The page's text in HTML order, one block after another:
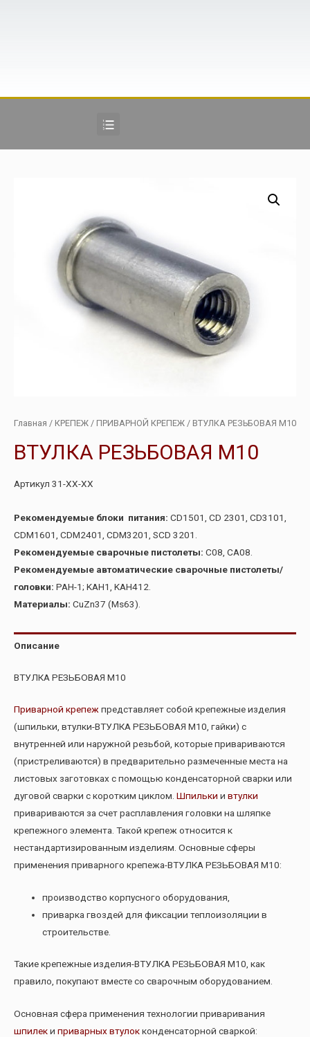
Главная / КРЕПЕЖ / ПРИВАРНОЙ КРЕПЕЖ / ВТУЛКА РЕЗЬБОВАЯ М10
ВТУЛКА РЕЗЬБОВАЯ М10
Артикул 31-ХХ-ХХ
Рекомендуемые блоки питания: CD1501, CD 2301, CD3101,
CDM1601, CDM2401, CDM3201, SCD 3201.
Рекомендуемые сварочные пистолеты: C08, CA08.
Рекомендуемые автоматические сварочные пистолеты/
головки: PAH-1; KAH1, KAH412.
Материалы: CuZn37 (Ms63).
Описание
ВТУЛКА РЕЗЬБОВАЯ М10
Приварной крепежпредставляет собой крепежные изделия
(шпильки, втулки-ВТУЛКА РЕЗЬБОВАЯ М10, гайки) с
внутренней или наружной резьбой, которые привариваются
(пристреливаются) в предварительно размеченные места на
листовых заготовках с помощью конденсаторной сварки или
дуговой сварки с коротким циклом. Шпильки и втулки
привариваются за счет расплавления головки на шляпке
крепежного элемента. Такой крепеж относится к
нестандартизированным изделиям. Основные сферы
применения приварного крепежа-ВТУЛКА РЕЗЬБОВАЯ М10:
производство корпусного оборудования,
приварка гвоздей для фиксации теплоизоляции в
строительстве.
Такие крепежные изделия-ВТУЛКА РЕЗЬБОВАЯ М10, как
правило, покупают вместе со сварочным оборудованием.
Основная сфера применения технологии приваривания
шпилеки приварных втулокконденсаторной сваркой: